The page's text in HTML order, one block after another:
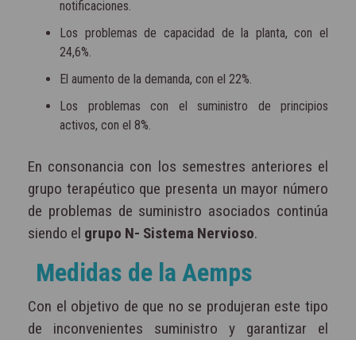
notificaciones.
Los problemas de capacidad de la planta, con el
24,6%.
El aumento de la demanda, con el 22%.
Los problemas con el suministro de principios
activos, con el 8%.
En consonancia con los semestres anteriores el
grupo terapéutico que presenta un mayor número
de problemas de suministro asociados continúa
siendo el grupo N- Sistema Nervioso.
Medidas de la Aemps
Con el objetivo de que no se produjeran este tipo
de inconvenientes suministro y garantizar el